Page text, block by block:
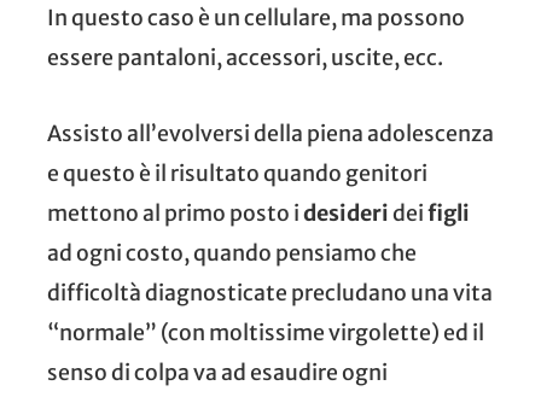
In questo caso è un cellulare, ma possono
essere pantaloni, accessori, uscite, ecc.
Assisto all’evolversi della piena adolescenza
e questo è il risultato quando genitori
mettono al primo posto idesiderideifigli
ad ogni costo, quando pensiamo che
difficoltà diagnosticate precludano una vita
“normale” (con moltissime virgolette) ed il
senso di colpa va ad esaudire ogni